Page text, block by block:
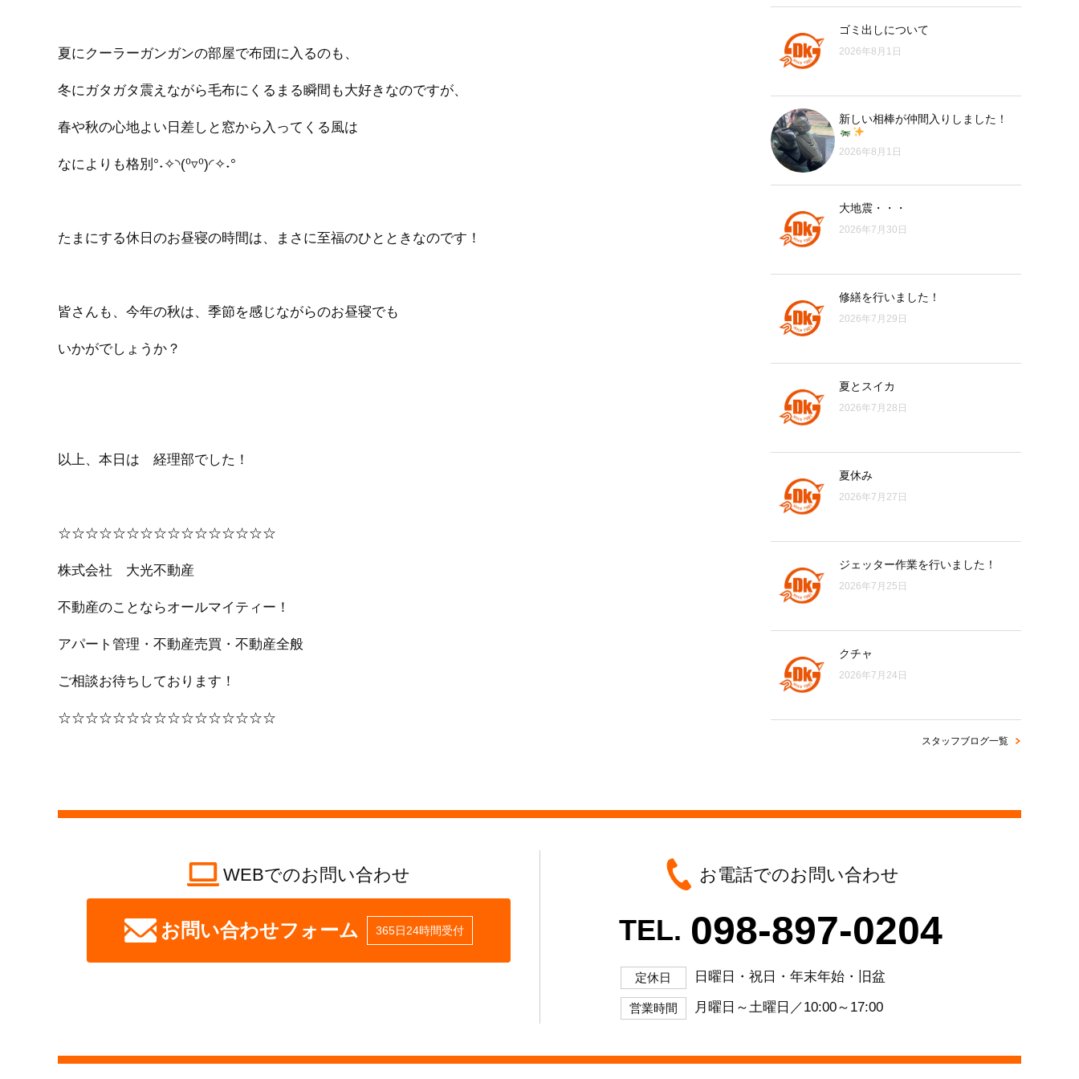
夏にクーラーガンガンの部屋で布団に入るのも、
冬にガタガタ震えながら毛布にくるまる瞬間も大好きなのですが、
春や秋の心地よい日差しと窓から入ってくる風は
なによりも格別°˖✧◝(⁰▿⁰)◜✧˖°
たまにする休日のお昼寝の時間は、まさに至福のひとときなのです！
皆さんも、今年の秋は、季節を感じながらのお昼寝でも
いかがでしょうか？
以上、本日は 経理部でした！
☆☆☆☆☆☆☆☆☆☆☆☆☆☆☆☆
株式会社 大光不動産
不動産のことならオールマイティー！
アパート管理・不動産売買・不動産全般
ご相談お待ちしております！
☆☆☆☆☆☆☆☆☆☆☆☆☆☆☆☆
ゴミ出しについて
2026年8月1日
新しい相棒が仲間入りしました！
2026年8月1日
大地震・・・
2026年7月30日
修繕を行いました！
2026年7月29日
夏とスイカ
2026年7月28日
夏休み
2026年7月27日
ジェッター作業を行いました！
2026年7月25日
クチャ
2026年7月24日
スタッフブログ一覧
WEBでのお問い合わせ
お問い合わせフォーム 365日24時間受付
お電話でのお問い合わせ
TEL. 098-897-0204
定休日 日曜日・祝日・年末年始・旧盆
営業時間 月曜日～土曜日／10:00～17:00